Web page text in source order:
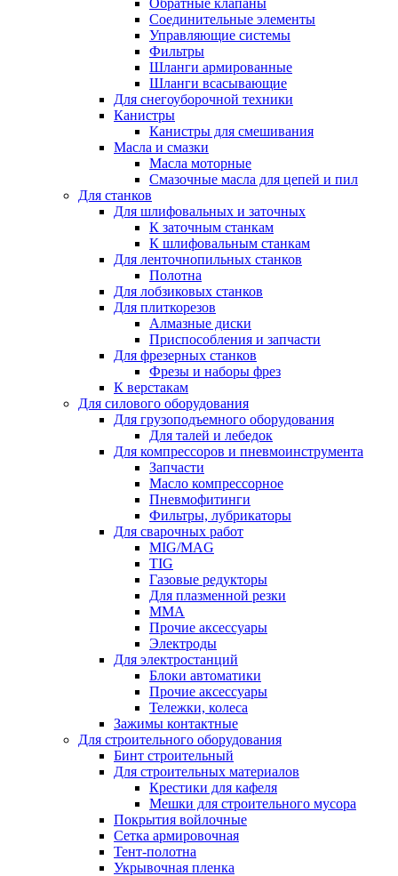
Обратные клапаны
Соединительные элементы
Управляющие системы
Фильтры
Шланги армированные
Шланги всасывающие
Для снегоуборочной техники
Канистры
Канистры для смешивания
Масла и смазки
Масла моторные
Смазочные масла для цепей и пил
Для станков
Для шлифовальных и заточных
К заточным станкам
К шлифовальным станкам
Для ленточнопильных станков
Полотна
Для лобзиковых станков
Для плиткорезов
Алмазные диски
Приспособления и запчасти
Для фрезерных станков
Фрезы и наборы фрез
К верстакам
Для силового оборудования
Для грузоподъемного оборудования
Для талей и лебедок
Для компрессоров и пневмоинструмента
Запчасти
Масло компрессорное
Пневмофитинги
Фильтры, лубрикаторы
Для сварочных работ
MIG/MAG
TIG
Газовые редукторы
Для плазменной резки
ММА
Прочие аксессуары
Электроды
Для электростанций
Блоки автоматики
Прочие аксессуары
Тележки, колеса
Зажимы контактные
Для строительного оборудования
Бинт строительный
Для строительных материалов
Крестики для кафеля
Мешки для строительного мусора
Покрытия войлочные
Сетка армировочная
Тент-полотна
Укрывочная пленка